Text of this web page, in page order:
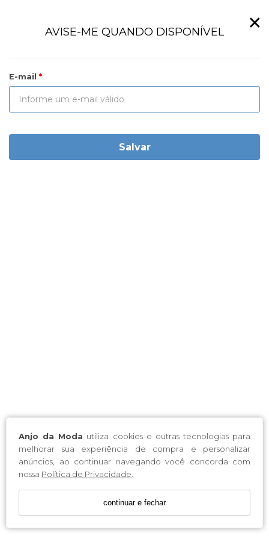
Anjo da Moda utiliza cookies e outras tecnologias para
melhorar sua experiência de compra e personalizar
anúncios, ao continuar navegando você concorda com
nossa Política de Privacidade
continuar e fechar
×
AVISE-ME QUANDO DISPONÍVEL
E-mail
Salvar